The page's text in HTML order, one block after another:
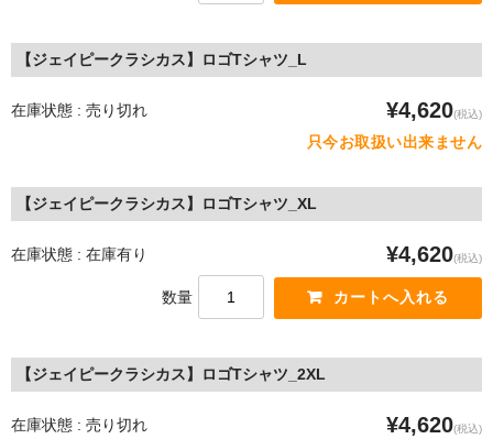
【ジェイピークラシカス】ロゴTシャツ_L
在庫状態 : 売り切れ ¥4,620(税込)
只今お取扱い出来ません
【ジェイピークラシカス】ロゴTシャツ_XL
在庫状態 : 在庫有り ¥4,620(税込)
数量
【ジェイピークラシカス】ロゴTシャツ_2XL
在庫状態 : 売り切れ ¥4,620(税込)